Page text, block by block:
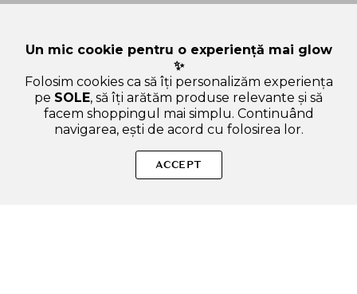
Produse autentice, conforme UE, alese responsabil.
Un mic cookie pentru o experiență mai glow
✨
Folosim cookies ca să îți personalizăm experiența
pe SOLE, să îți arătăm produse relevante și să
facem shoppingul mai simplu. Continuând
navigarea, ești de acord cu folosirea lor.
ACCEPT